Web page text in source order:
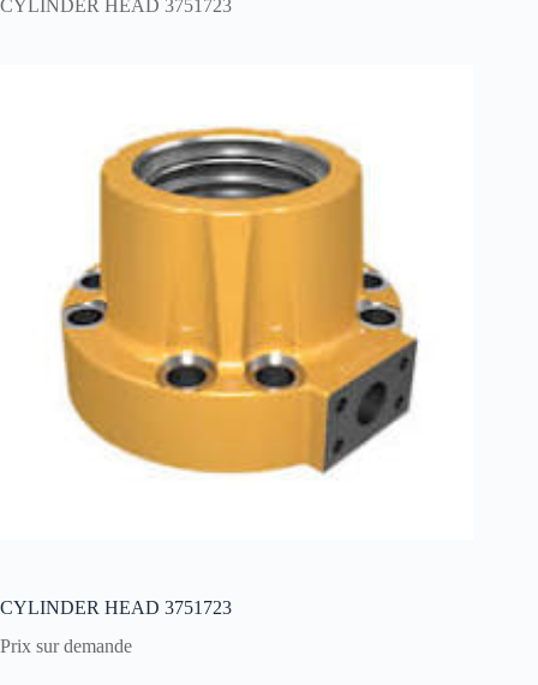
CYLINDER HEAD 3751723
CYLINDER HEAD 3751723
Prix sur demande